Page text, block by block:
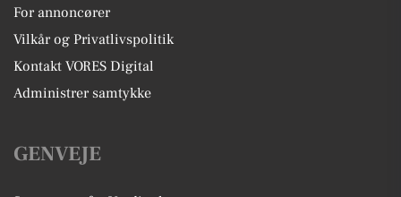
For annoncører
Vilkår og Privatlivspolitik
Kontakt VORES Digital
Administrer samtykke
GENVEJE